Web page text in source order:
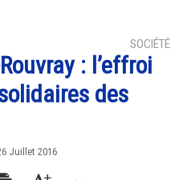
SOCIÉTÉ
: l’effroi
des
Juillet 2016